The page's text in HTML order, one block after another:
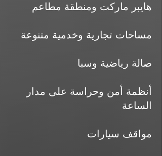
هايبر ماركت ومنطقة مطاعم
مساحات تجارية وخدمية متنوعة
صالة رياضية وسبا
أنظمة أمن وحراسة على مدار
الساعة
مواقف سيارات